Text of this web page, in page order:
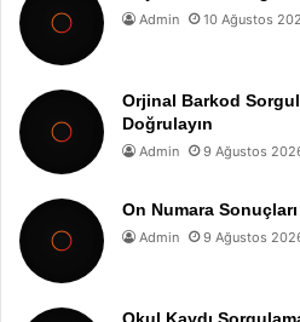
Admin 10 Ağustos
Orjinal Barkod
Doğrulayın
Admin 9 Ağustos
On Numara
Admin 9 Ağustos